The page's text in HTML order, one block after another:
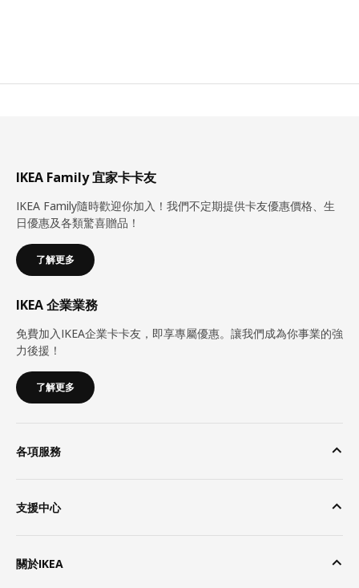
IKEA Family 宜家卡卡友
IKEA Family隨時歡迎你加入！我們不定期提供卡友優惠價格、生
日優惠及各類驚喜贈品！
了解更多
IKEA 企業業務
免費加入IKEA企業卡卡友，即享專屬優惠。讓我們成為你事業的強
力後援！
了解更多
各項服務
支援中心
關於IKEA